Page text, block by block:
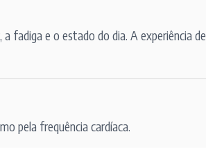
fadiga e o estado do dia. A experiência de
pela frequência cardíaca.